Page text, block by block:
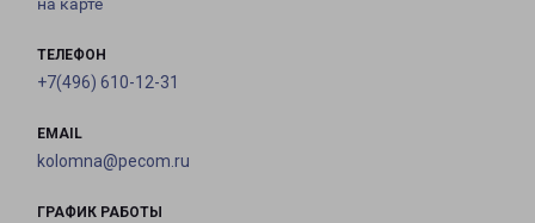
на карте
ТЕЛЕФОН
+7(496) 610-12-31
EMAIL
kolomna@pecom.ru
ГРАФИК РАБОТЫ